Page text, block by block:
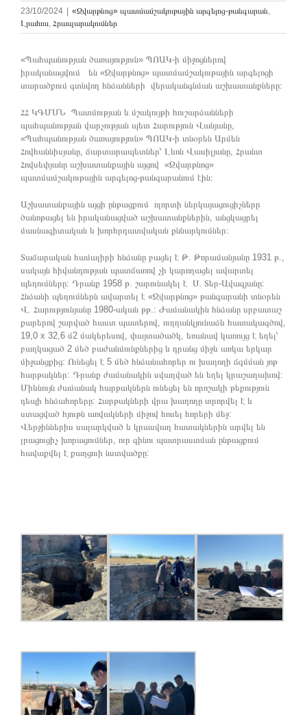
23/10/2024 «Զվարթնոց» պատմամշակութային արգելոց-թանգարան,
Լրահոս, Հրապարակումներ
«Պահպանության ծառայություն» ՊՈԱԿ-ի միջոցներով
իրականացվում են «Զվարթնոց» պատմամշակութային արգելոցի
տարածքում գտնվող հնձանների վերականգնման աշխատանքները։
ՀՀ ԿԳՄՍՆ Պատմության և մշակույթի հուշարձանների
պահպանության վարչության պետ Հարություն Վանյանը,
«Պահպանության ծառայություն» ՊՈԱԿ-ի տնօրեն Արմեն
Հովհաննիսյանը, ճարտարապետներ՝ Լևոն Վասիլյանը, Հրանտ
Հովսեփյանը աշխատանքային այցով «Զվարթնոց»
պատմամշակութային արգելոց-թանգարանում էին։
Աշխատանքային այցի ընթացքում ոլորտի ներկայացուցիչները
ծանոթացել են իրականացված աշխատանքներին, անցկացրել
մասնագիտական և խորհրդատվական քննարկումներ։
Տաճարական համալիրի հնձանը բացել է Թ. Թորամանյանը 1931 թ.,
սակայն հիվանդության պատճառով չի կարողացել ավարտել
պեղումները: Դրանք 1958 թ. շարունակել է Ս. Տեր-Ավագյանը:
Հնձանի պեղումներն ավարտել է «Զվարթնոց» թանգարանի տնօրեն
Վ. Հարությունյանը 1980-ական թթ.: Ժամանակին հնձանը սրբատաշ
քարերով շարված հաստ պատերով, ուղղանկյունաձև հատակագծով,
19,0 х 32,6 մ2 մակերեսով, փայտածածկ, եռանավ կառույց է եղել՝
բաղկացած 2 մեծ բաժանմունքներից և դրանց միջև առկա երկար
միջանցքից: Ունեցել է 5 մեծ հնձանահորեր ու խաղողի ճզմման յոթ
հարթակներ: Դրանք ժամանակին սվաղված են եղել կրաշաղախով:
Միևնույն ժամանակ հարթակներն ունեցել են որոշակի թեքություն
դեպի հնձահորերը: Հարթակների վրա խաղողը տրորվել է և
ստացված հյութն առվակների միջով հոսել հորերի մեջ:
Վերջիններիս սալարկված և կրասվաղ հատակներին արվել են
լրացուցիչ խորացումներ, ուր գինու պատրաստման ընթացքում
հավաքվել է քաղցուի նստվածքը: